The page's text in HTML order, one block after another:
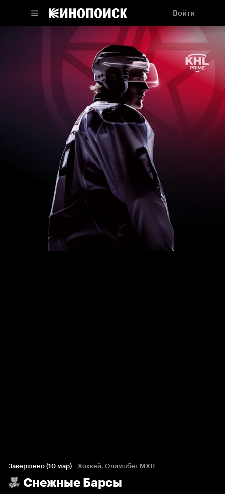
Войти
Завершено (10 мар) Хоккей, Олимпбет МХЛ
Снежные Барсы